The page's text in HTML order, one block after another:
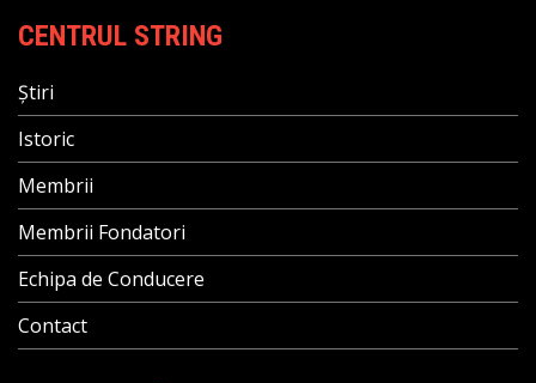
CENTRUL STRING
Știri
Istoric
Membrii
Membrii Fondatori
Echipa de Conducere
Contact